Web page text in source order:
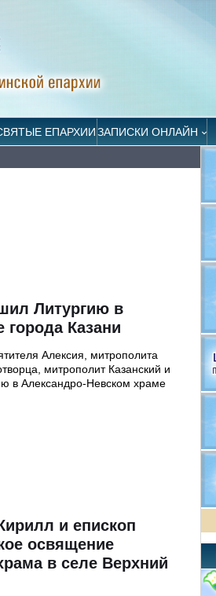
ЕПАРХИИЗАПИСКИ ОНЛАЙН
Литургию в
Казани
Алексия, митрополита
митрополит Казанский и
в Александро-Невском храме
и епископ
освящение
в селе Верхний